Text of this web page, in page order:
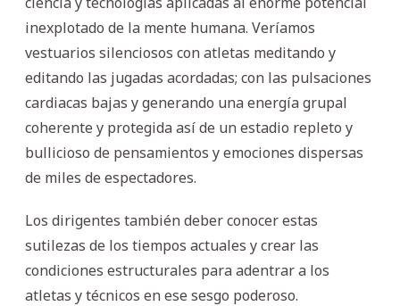
inexplotado de la mente humana. Veríamos
vestuarios silenciosos con atletas meditando y
editando las jugadas acordadas; con las pulsaciones
cardiacas bajas y generando una energía grupal
coherente y protegida así de un estadio repleto y
bullicioso de pensamientos y emociones dispersas
de miles de espectadores.
Los dirigentes también deber conocer estas
sutilezas de los tiempos actuales y crear las
condiciones estructurales para adentrar a los
atletas y técnicos en ese sesgo poderoso.